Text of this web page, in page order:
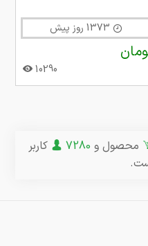
10290
محصول و 7280
کاربر